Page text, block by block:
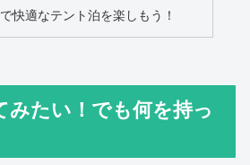
快適なテント泊を楽しもう！
みたい！でも何を持っ